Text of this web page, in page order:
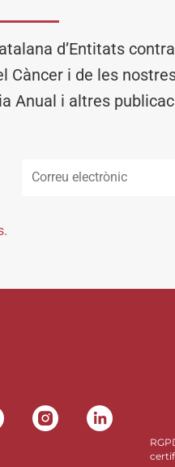
d’Entitats
Càncer i de les
Anual i altres